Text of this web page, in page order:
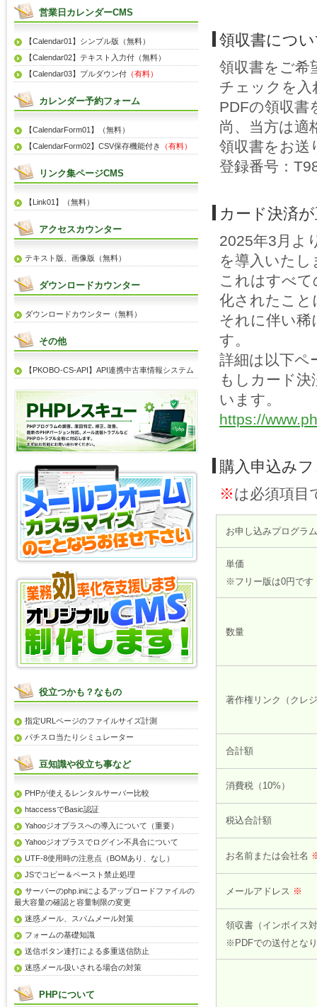
領収書につ
領収書をご希
チェックを入
PDFの領収書
尚、当方は適
領収書をお送
登録番号：
カード決済
2025年3月よ
を導入いたし
これはすべ
化されたこ
それに伴い
す。
詳細は以下ペ
もしカード
います。
https://
購入申込み
※は必須項目
お申し込みプログラ
単価
※フリー版は0円です
数量
著作権リンク（クレ
合計額
消費税（10%）
税込合計額
お名前または会社名
メールアドレス ※
領収書（インボイス
※PDFでの送付とな
営業日カレンダーCMS
【Calendar01】シンプル版（無料）
【Calendar02】テキスト入力付（無料）
【Calendar03】プルダウン付 （有料）
カレンダー予約フォーム
【CalendarForm01】（無料）
【CalendarForm02】CSV保存機能付き
（有料）
リンク集ページCMS
【Link01】（無料）
アクセスカウンター
テキスト版、画像版（無料）
ダウンロードカウンター
ダウンロードカウンター（無料）
その他
【PKOBO-CS-API】API連携中古車情報システム
役立つかも？なもの
指定URLページのファイルサイズ計測
パチスロ当たりシミュレーター
豆知識や役立ち事など
PHPが使えるレンタルサーバー比較
htaccessでBasic認証
Yahooジオプラスへの導入について（重要）
Yahooジオプラスでログイン不具合について
UTF-8使用時の注意点（BOMあり、なし）
JSでコピー＆ペースト禁止処理
サーバーのphp.iniによるアップロードファイルの
最大容量の確認と容量制限の変更
迷惑メール、スパムメール対策
フォームの基礎知識
送信ボタン連打による多重送信防止
迷惑メール扱いされる場合の対策
PHPについて